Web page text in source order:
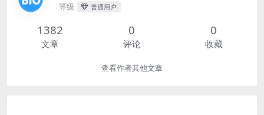
等级 普通用户
1382
文章
0
评论
0
收藏
查看作者其他文章